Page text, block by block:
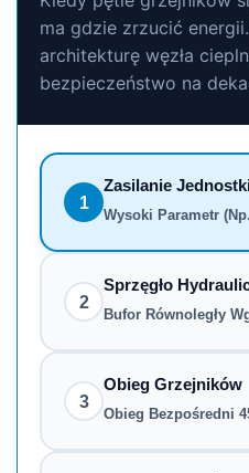
ma gdzie zrzucić
architekturę węzła
bezpieczeństwo na
1
Zasilanie
Wysoki Parametr
2
Sprzęgło
Bufor Równoległy
3
Obieg Grzejników
Obieg Bezpośredni